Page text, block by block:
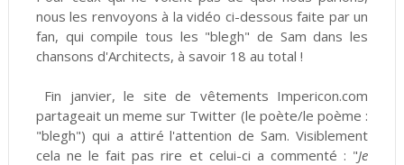
nous les renvoyons à la vidéo ci-dessous faite par un
fan, qui compile tous les "blegh" de Sam dans les
chansons d'Architects, à savoir 18 au total !
Fin janvier, le site de vêtements Impericon.com
partageait un meme sur Twitter (le poète/le poème :
"blegh") qui a attiré l'attention de Sam. Visiblement
cela ne le fait pas rire et celui-ci a commenté : "Je